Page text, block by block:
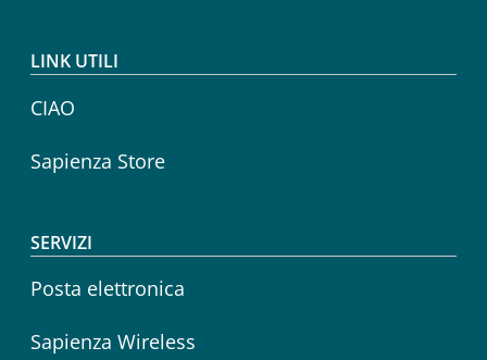
LINK UTILI
CIAO
Sapienza Store
SERVIZI
Posta elettronica
Sapienza Wireless